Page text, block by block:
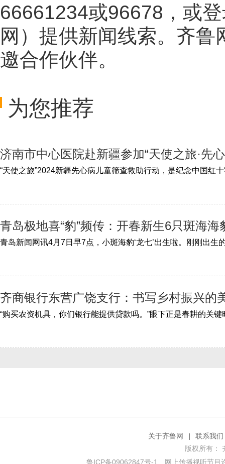
66661234或96678，或
网 ）提供新闻线索。齐鲁
邀合作伙伴。
为您推荐
济南市中心医院赴新疆参加“天使之旅·先
青岛极地喜“豹”频传：开春新生6只斑海海
齐商银行东营广饶支行：书写乡村振兴的
关于齐鲁网 |
联系我们
版权所有：
鲁ICP备09062847号-1
网上传播视听节目